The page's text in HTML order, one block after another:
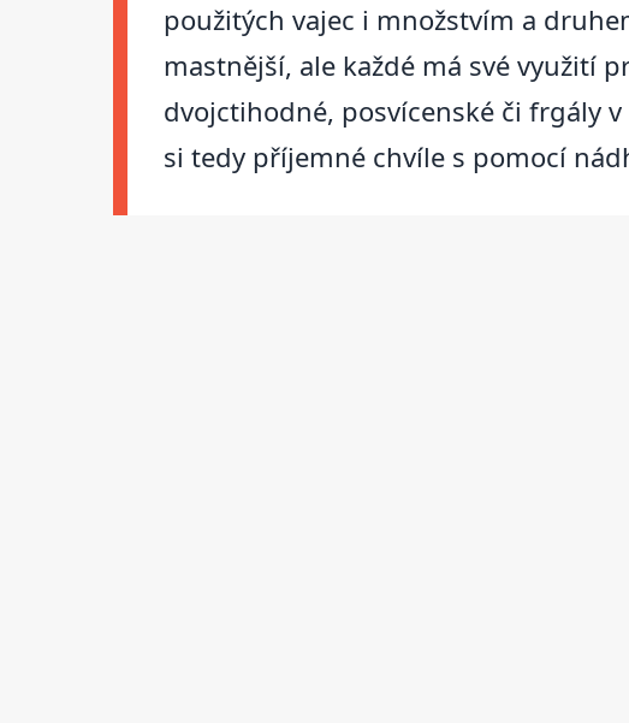
použitých vajec i množstvím a
mastnější, ale každé má své využití
dvojctihodné, posvícenské či frgály
si tedy příjemné chvíle s pomocí